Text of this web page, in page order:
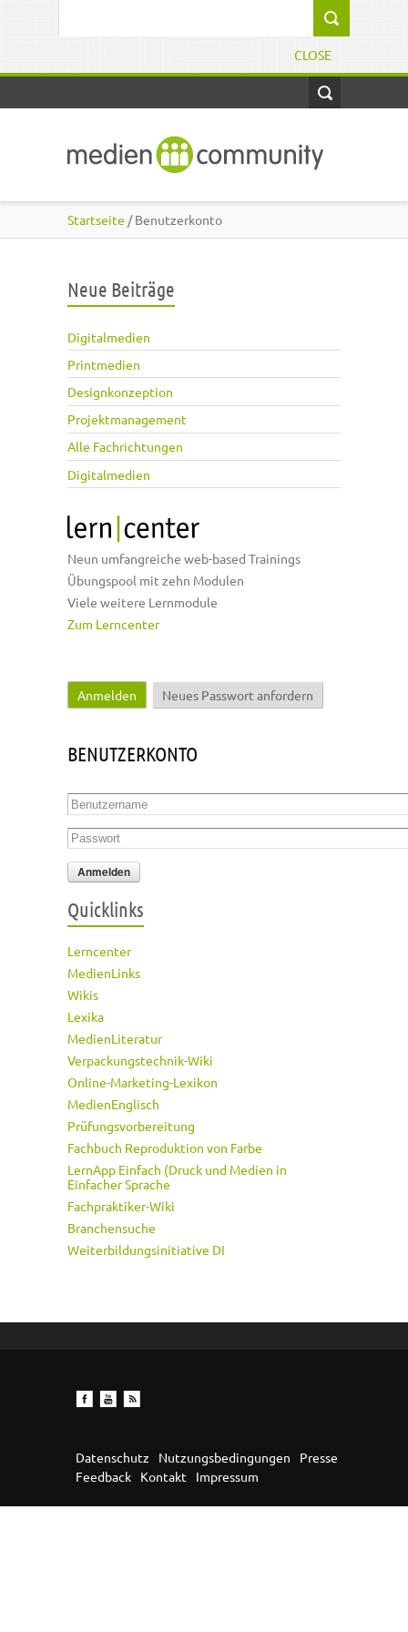
CLOSE
Startseite / Benutzerkonto
Neue Beiträge
Digitalmedien
Printmedien
Designkonzeption
Projektmanagement
Alle Fachrichtungen
Digitalmedien
Neun umfangreiche web-based Trainings
Übungspool mit zehn Modulen
Viele weitere Lernmodule
Zum Lerncenter
Haupt-Reiter
Anmelden (aktiver Reiter)
Neues Passwort anfordern
BENUTZERKONTO
Benutzername
Passwort
Quicklinks
Lerncenter
MedienLinks
Wikis
Lexika
MedienLiteratur
Verpackungstechnik-Wiki
Online-Marketing-Lexikon
MedienEnglisch
Prüfungsvorbereitung
Fachbuch Reproduktion von Farbe
LernApp Einfach (Druck und Medien in
Einfacher Sprache
Fachpraktiker-Wiki
Branchensuche
Weiterbildungsinitiative DI
Datenschutz Nutzungsbedingungen
Presse
Feedback
Kontakt Impressum